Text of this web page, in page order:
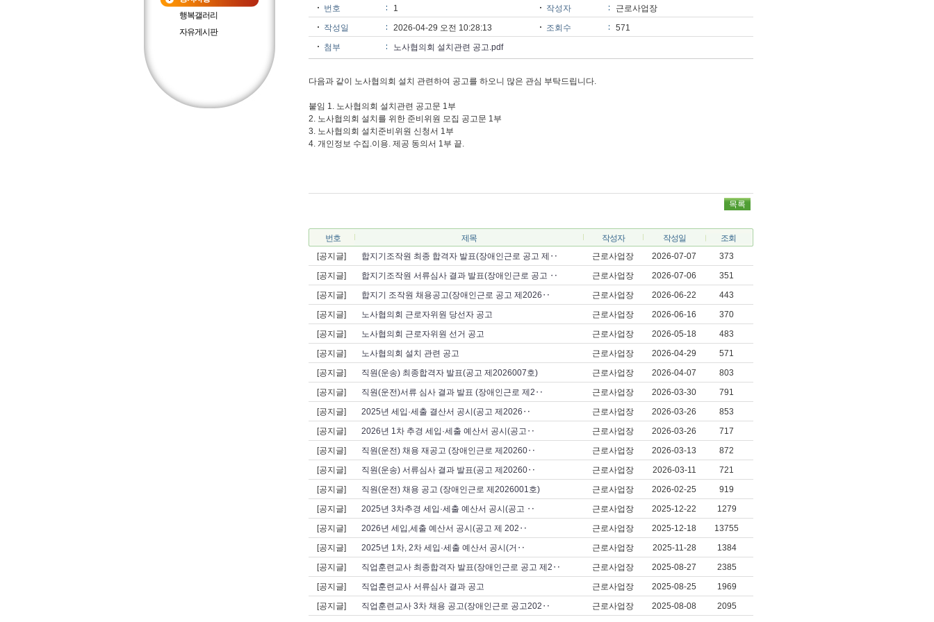
행복갤러리
자유게시판
번호 1 작성자
근로사업장
작성일
2026-04-29 오전 10:28:13 조회수
571
첨부
노사협의회 설치관련 공고.pdf
다음과 같이 노사협의회 설치 관련하여 공고를 하오니 많은 관심 부탁드립니다.
붙임 1. 노사협의회 설치관련 공고문 1부
2. 노사협의회 설치를 위한 준비위원 모집 공고문 1부
3. 노사협의회 설치준비위원 신청서 1부
4. 개인정보 수집.이용. 제공 동의서 1부 끝.
목록
번호 제목 작성자 작성일
조회
[공지글]
합지기조작원 최종 합격자 발표(장애인근로 공고 제‥ 근로사업장 2026-07-07
373
[공지글]
합지기조작원 서류심사 결과 발표(장애인근로 공고 ‥ 근로사업장 2026-07-06
351
[공지글]
합지기 조작원 채용공고(장애인근로 공고 제2026‥ 근로사업장 2026-06-22
443
[공지글]
노사협의회 근로자위원 당선자 공고 근로사업장 2026-06-16
370
[공지글]
노사협의회 근로자위원 선거 공고 근로사업장 2026-05-18
483
[공지글]
노사협의회 설치 관련 공고 근로사업장 2026-04-29
571
[공지글]
직원(운송) 최종합격자 발표(공고 제2026007호) 근로사업장 2026-04-07
803
[공지글]
직원(운전)서류 심사 결과 발표 (장애인근로 제2‥ 근로사업장 2026-03-30
791
[공지글]
2025년 세입·세출 결산서 공시(공고 제2026‥ 근로사업장 2026-03-26
853
[공지글]
2026년 1차 추경 세입·세출 예산서 공시(공고‥ 근로사업장 2026-03-26
717
[공지글]
직원(운전) 채용 재공고 (장애인근로 제20260‥ 근로사업장 2026-03-13
872
[공지글]
직원(운송) 서류심사 결과 발표(공고 제20260‥ 근로사업장 2026-03-11
721
[공지글]
직원(운전) 채용 공고 (장애인근로 제2026001호) 근로사업장 2026-02-25
919
[공지글]
2025년 3차추경 세입·세출 예산서 공시(공고 ‥ 근로사업장 2025-12-22
1279
[공지글]
2026년 세입,세출 예산서 공시(공고 제 202‥ 근로사업장 2025-12-18
13755
[공지글]
2025년 1차, 2차 세입·세출 예산서 공시(거‥ 근로사업장 2025-11-28
1384
[공지글]
직업훈련교사 최종합격자 발표(장애인근로 공고 제2‥ 근로사업장 2025-08-27
2385
[공지글]
직업훈련교사 서류심사 결과 공고 근로사업장 2025-08-25
1969
[공지글]
직업훈련교사 3차 채용 공고(장애인근로 공고202‥ 근로사업장 2025-08-08
2095